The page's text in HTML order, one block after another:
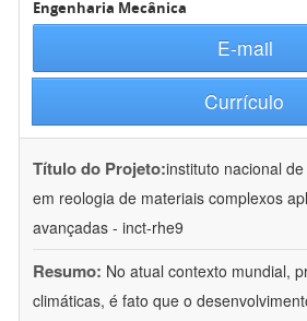
Engenharia Mecânica
E-mail
Currículo
Título do Projeto:instituto nacional
em reologia de materiais complexos
avançadas - inct-rhe9
Resumo: No atual contexto mundial,
climáticas, é fato que o